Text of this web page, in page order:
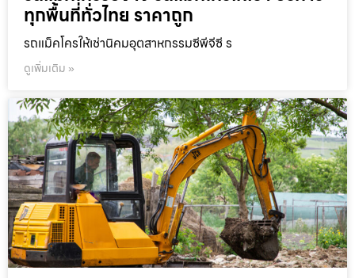
ทุกพื้นที่ทั่วไทย ราคาถูก
รถแม็คโครให้เช่านิคมอุตสาหกรรมซีพีจีซี ร
ดูเพิ่มเติม »